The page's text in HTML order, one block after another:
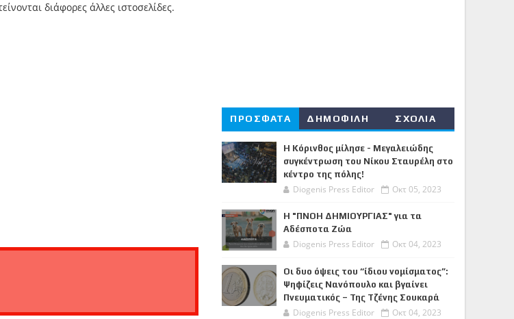
διάφορες άλλες ιστοσελίδες.
ΠΡΟΣΦΑΤΑ ΔΗΜΟΦΙΛΗ ΣΧΟΛΙΑ
Η Κόρινθος μίλησε - Μεγαλειώδης
συγκέντρωση του Νίκου Σταυρέλη στο
κέντρο της πόλης!
Diogenis Press Editor Οκτ 05, 2023
Η "ΠΝΟΗ ΔΗΜΙΟΥΡΓΙΑΣ" για τα
Αδέσποτα Ζώα
Diogenis Press Editor Οκτ 04, 2023
Οι δυο όψεις του “ίδιου νομίσματος”:
Ψηφίζεις Νανόπουλο και βγαίνει
Πνευματικός – Της Τζένης Σουκαρά
Diogenis Press Editor Οκτ 04, 2023